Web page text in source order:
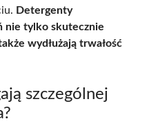
Detergenty
nie tylko skutecznie
wydłużają trwałość
szczególnej